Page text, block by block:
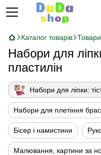
Каталог товарів
Набори для
пластилін
Набори для ліпки:
Набори для плетіння
Бісер і намистини
Малювання, картини за